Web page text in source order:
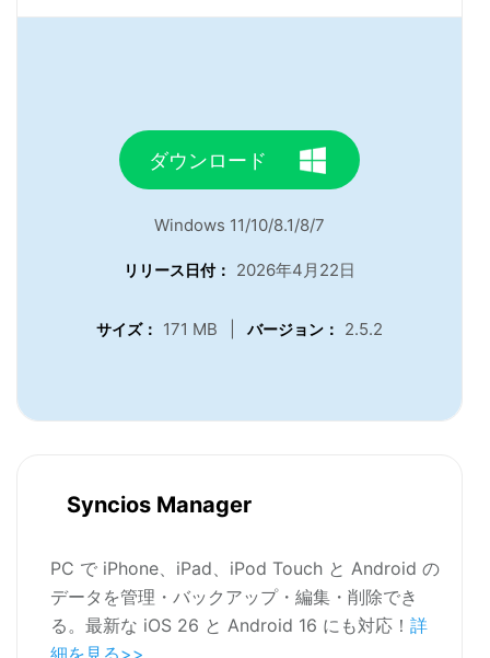
ダウンロード
Windows 11/10/8.1/8/7
リリース日付： 2026年4月22日
サイズ： 171 MB バージョン： 2.5.2
Syncios Manager
PC で iPhone、iPad、iPod Touch と Android の
データを管理・バックアップ・編集・削除でき
る。最新な iOS 26 と Android 16 にも対応！ 詳
細を見る>>